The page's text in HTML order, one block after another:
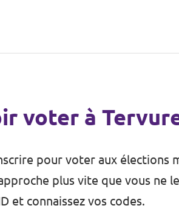
voter à
pour voter aux élections
plus vite que vous ne
et connaissez vos codes.